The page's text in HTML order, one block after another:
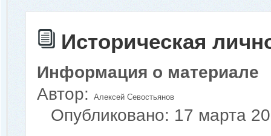
Историческая
Информация о материале
Автор:
Алексей Севостьянов
Опубликовано: 17 марта